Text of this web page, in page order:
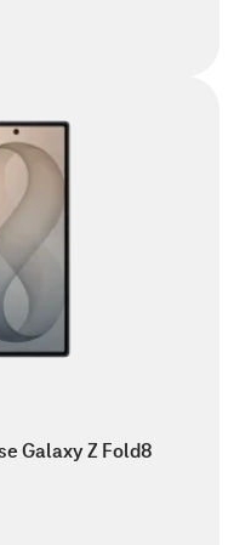
Galaxy Z Fold8